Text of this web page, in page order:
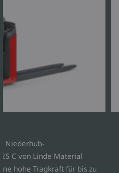
Niederhub-
C von Linde Material
hohe Tragkraft für bis zu